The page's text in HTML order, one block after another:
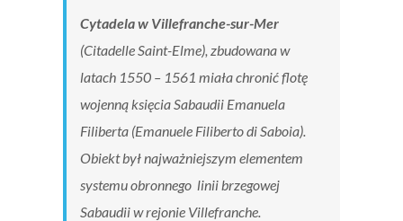
Cytadela w Villefranche-sur-Mer
(Citadelle Saint-Elme), zbudowana w
latach 1550 – 1561 miała chronić flotę
wojenną księcia Sabaudii Emanuela
Filiberta (Emanuele Filiberto di Saboia).
Obiekt był najważniejszym elementem
systemu obronnego linii brzegowej
Sabaudii w rejonie Villefranche.